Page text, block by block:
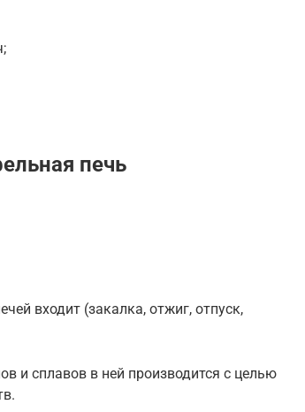
печь
входит (закалка, отжиг, отпуск,
и сплавов в ней производится с целью